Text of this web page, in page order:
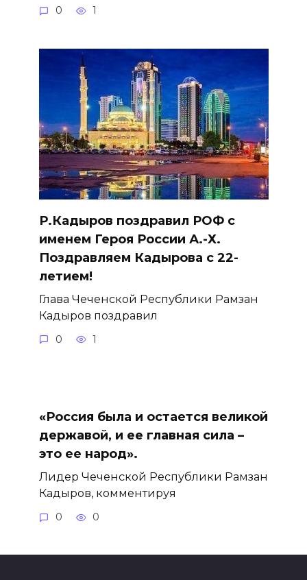
0 1
Р.Кадыров поздравил РОФ с
именем Героя России А.-Х.
Поздравляем Кадырова с 22-
летием!
Глава Чеченской Республики Рамзан
Кадыров поздравил
0 1
«Россия была и остается великой
державой, и ее главная сила –
это ее народ».
Лидер Чеченской Республики Рамзан
Кадыров, комментируя
0 0